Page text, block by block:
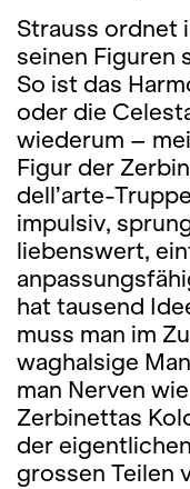
Strauss ordnet
seinen Figuren
So ist das
oder die
wiederum –
Figur der
dell’arte-
impulsiv,
liebenswert,
hat tausend
muss man im
waghalsige
man Nerven
Zerbinettas
der
grossen Teilen